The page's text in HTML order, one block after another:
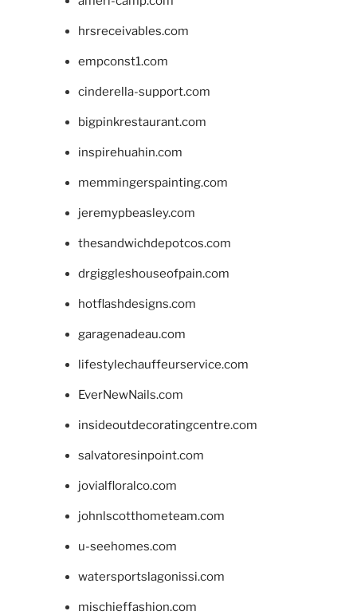
hrsreceivables.com
empconst1.com
cinderella-support.com
bigpinkrestaurant.com
inspirehuahin.com
memmingerspainting.com
jeremypbeasley.com
thesandwichdepotcos.com
drgiggleshouseofpain.com
hotflashdesigns.com
garagenadeau.com
lifestylechauffeurservice.com
EverNewNails.com
insideoutdecoratingcentre.com
salvatoresinpoint.com
jovialfloralco.com
johnlscotthometeam.com
u-seehomes.com
watersportslagonissi.com
mischieffashion.com